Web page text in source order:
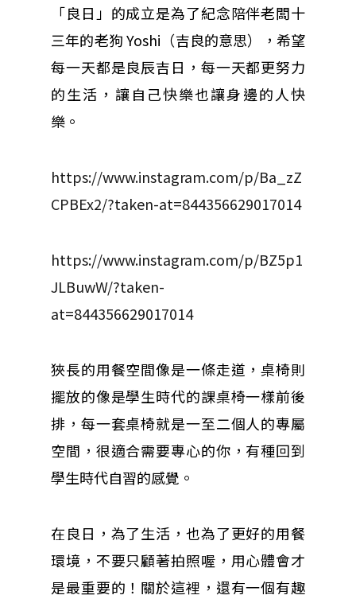
「良日」的成立是為了紀念陪伴老闆十
三年的老狗 Yoshi（吉良的意思），希望
每一天都是良辰吉日，每一天都更努力
的生活，讓自己快樂也讓身邊的人快
樂。
https://www.instagram.com/p/Ba_zZ
CPBEx2/?taken-at=844356629017014
https://www.instagram.com/p/BZ5p1
JLBuwW/?taken-
at=844356629017014
狹長的用餐空間像是一條走道，桌椅則
擺放的像是學生時代的課桌椅一樣前後
排，每一套桌椅就是一至二個人的專屬
空間，很適合需要專心的你，有種回到
學生時代自習的感覺。
在良日，為了生活，也為了更好的用餐
環境，不要只顧著拍照喔，用心體會才
是最重要的！關於這裡，還有一個有趣